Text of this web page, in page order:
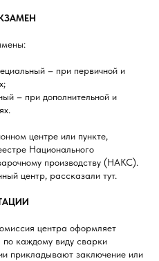
– при первичной и
– при дополнительной и
центре или пункте,
Национального
производству (НАКС).
центр, рассказали тут.
центра оформляет
по каждому виду сварки
прикладывают заключение или